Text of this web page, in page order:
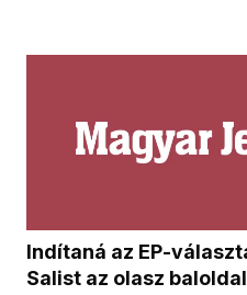
Indítaná az EP-
Salist az olasz baloldal